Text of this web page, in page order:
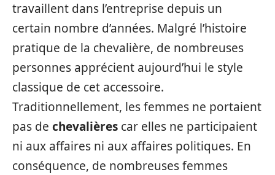
travaillent dans l’entreprise depuis un
certain nombre d’années. Malgré l’histoire
pratique de la chevalière, de nombreuses
personnes apprécient aujourd’hui le style
classique de cet accessoire.
Traditionnellement, les femmes ne portaient
pas de chevalières car elles ne participaient
ni aux affaires ni aux affaires politiques. En
conséquence, de nombreuses femmes